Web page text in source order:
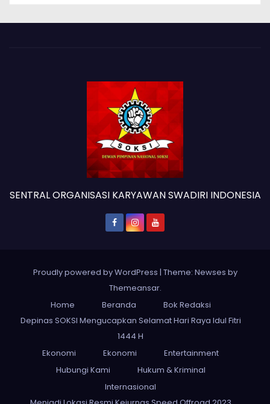
SENTRAL ORGANISASI KARYAWAN SWADIRI INDONESIA
Proudly powered by WordPress | Theme: Newses by
Themeansar.
Home
Beranda
Bok Redaksi
Depinas SOKSI Mengucapkan Selamat Hari Raya Idul Fitri
1444 H
Ekonomi
Ekonomi
Entertainment
Hubungi Kami
Hukum & Kriminal
Internasional